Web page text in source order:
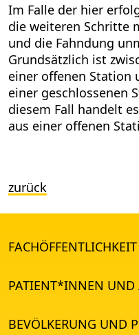
Im Falle der hier
die weiteren Schritte
und die Fahndung
Grundsätzlich ist
einer offenen Station
einer geschlossenen
diesem Fall handelt
aus einer offenen
zurück
FACHÖFFENTLICHKEIT
PATIENT*INNEN UND
BEVÖLKERUNG UND